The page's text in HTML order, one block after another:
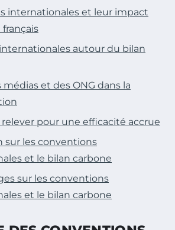
internationales et leur impact
autour du bilan
médias et des ONG dans la
relever pour une efficacité accrue
sur les conventions
et le bilan carbone
sur les conventions
et le bilan carbone